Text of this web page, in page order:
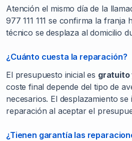
Atención el mismo día de la
977 111 111 se confirma la franja
técnico se desplaza al domicilio
¿Cuánto cuesta la reparación?
El presupuesto inicial es gratuito
coste final depende del tipo de
necesarios. El desplazamiento
reparación al aceptar el
¿Tienen garantía las